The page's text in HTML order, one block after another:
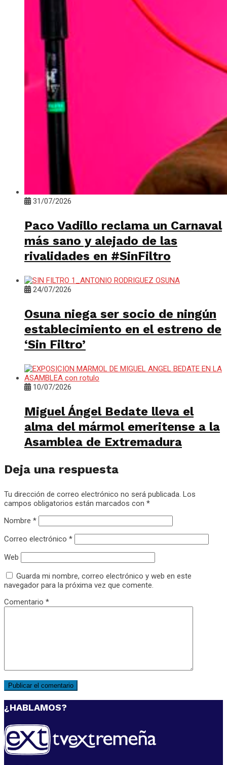
31/07/2026
Paco Vadillo reclama un Carnaval
más sano y alejado de las
rivalidades en #SinFiltro
24/07/2026
Osuna niega ser socio de ningún
establecimiento en el estreno de
‘Sin Filtro’
10/07/2026
Miguel Ángel Bedate lleva el
alma del mármol emeritense a la
Asamblea de Extremadura
Deja una respuesta
Tu dirección de correo electrónico no será publicada. Los
campos obligatorios están marcados con *
Nombre *
Correo electrónico *
Web
Guarda mi nombre, correo electrónico y web en este
navegador para la próxima vez que comente.
Comentario *
¿HABLAMOS?